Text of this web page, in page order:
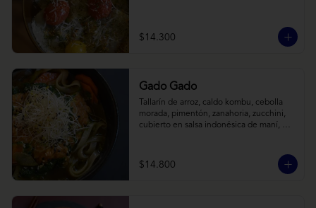
$14.300
Gado Gado
Tallarín de arroz, caldo kombu, cebolla
morada, pimentón, zanahoria, zucchini,
cubierto en salsa indonésica de maní,
$14.800